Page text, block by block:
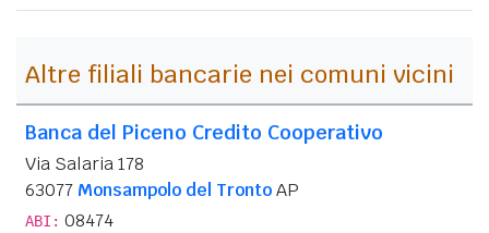
Altre filiali bancarie nei comuni vicini
Banca del Piceno Credito Cooperativo
Via Salaria 178
63077 Monsampolo del TrontoAP
ABI: 08474